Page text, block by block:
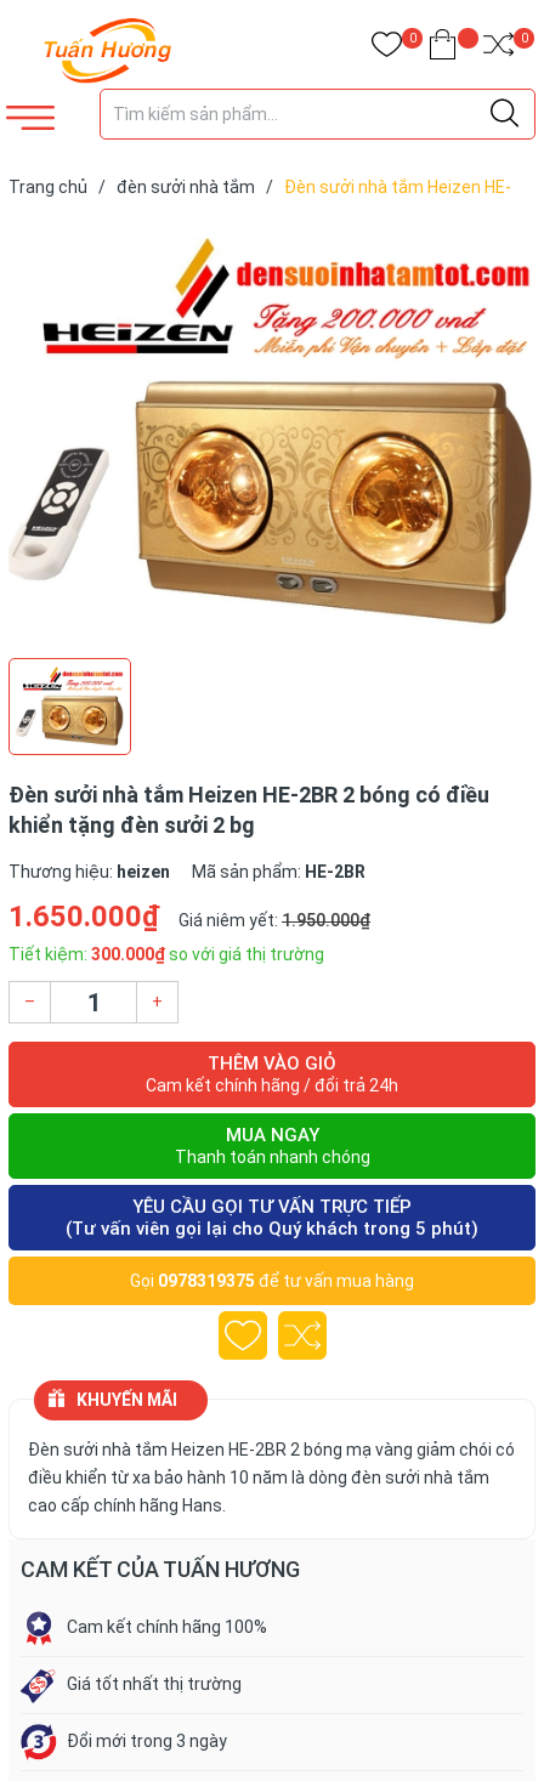
0 0
Trang chủ / đèn sưởi nhà tắm /
Đèn sưởi nhà tắm Heizen HE-
Đèn sưởi nhà tắm Heizen HE-2BR 2 bóng có điều
khiển tặng đèn sưởi 2 bg
Thương hiệu: heizen Mã sản phẩm: HE-2BR
1.650.000₫ Giá niêm yết: 1.950.000₫
Tiết kiệm: 300.000₫so với giá thị trường
– +
THÊM VÀO GIỎ
Cam kết chính hãng / đổi trả 24h
MUA NGAY
Thanh toán nhanh chóng
YÊU CẦU GỌI TƯ VẤN TRỰC TIẾP
(Tư vấn viên gọi lại cho Quý khách trong 5 phút)
Gọi 0978319375 để tư vấn mua hàng
KHUYẾN MÃI
Đèn sưởi nhà tắm Heizen HE-2BR 2 bóng mạ vàng giảm chói có
điều khiển từ xa bảo hành 10 năm là dòng đèn sưởi nhà tắm
cao cấp chính hãng Hans.
CAM KẾT CỦA TUẤN HƯƠNG
Cam kết chính hãng 100%
Giá tốt nhất thị trường
Đổi mới trong 3 ngày